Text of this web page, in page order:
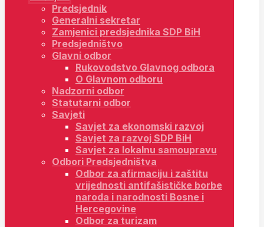
Predsjednik
Generalni sekretar
Zamjenici predsjednika SDP BiH
Predsjedništvo
Glavni odbor
Rukovodstvo Glavnog odbora
O Glavnom odboru
Nadzorni odbor
Statutarni odbor
Savjeti
Savjet za ekonomski razvoj
Savjet za razvoj SDP BiH
Savjet za lokalnu samoupravu
Odbori Predsjedništva
Odbor za afirmaciju i zaštitu
vrijednosti antifašističke borbe
naroda i narodnosti Bosne i
Hercegovine
Odbor za turizam